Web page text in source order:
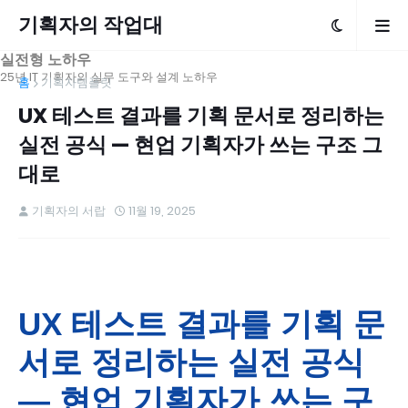
기획자의 작업대
실전형 노하우
25년 IT 기획자의 실무 도구와 설계 노하우
홈 기획자템플릿
UX 테스트 결과를 기획 문서로 정리하는
실전 공식 — 현업 기획자가 쓰는 구조 그
대로
기획자의 서랍 11월 19, 2025
UX 테스트 결과를 기획 문
서로 정리하는 실전 공식
— 현업 기획자가 쓰는 구